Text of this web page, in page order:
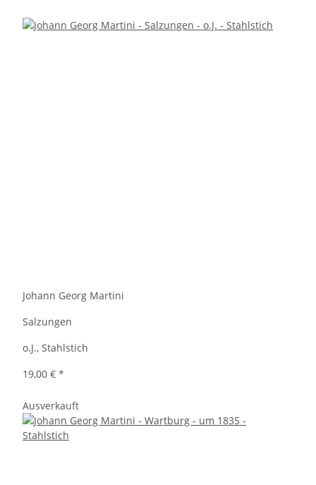
Johann Georg Martini
Salzungen
o.J., Stahlstich
19,00 € *
Ausverkauft